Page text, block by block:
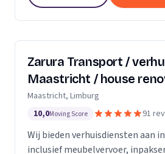
Zarura Transport /
Maastricht / house
Maastricht, Limburg
10,0Moving Score 91
Wij bieden verhuisdiensten aan
inclusief meubelvervoer,